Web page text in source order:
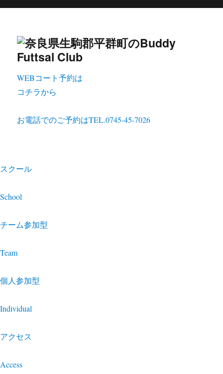
WEBコート予約は
コチラから
お電話でのご予約はTEL.0745-45-7026
スクール
School
チーム参加型
Team
個人参加型
Individual
アクセス
Access